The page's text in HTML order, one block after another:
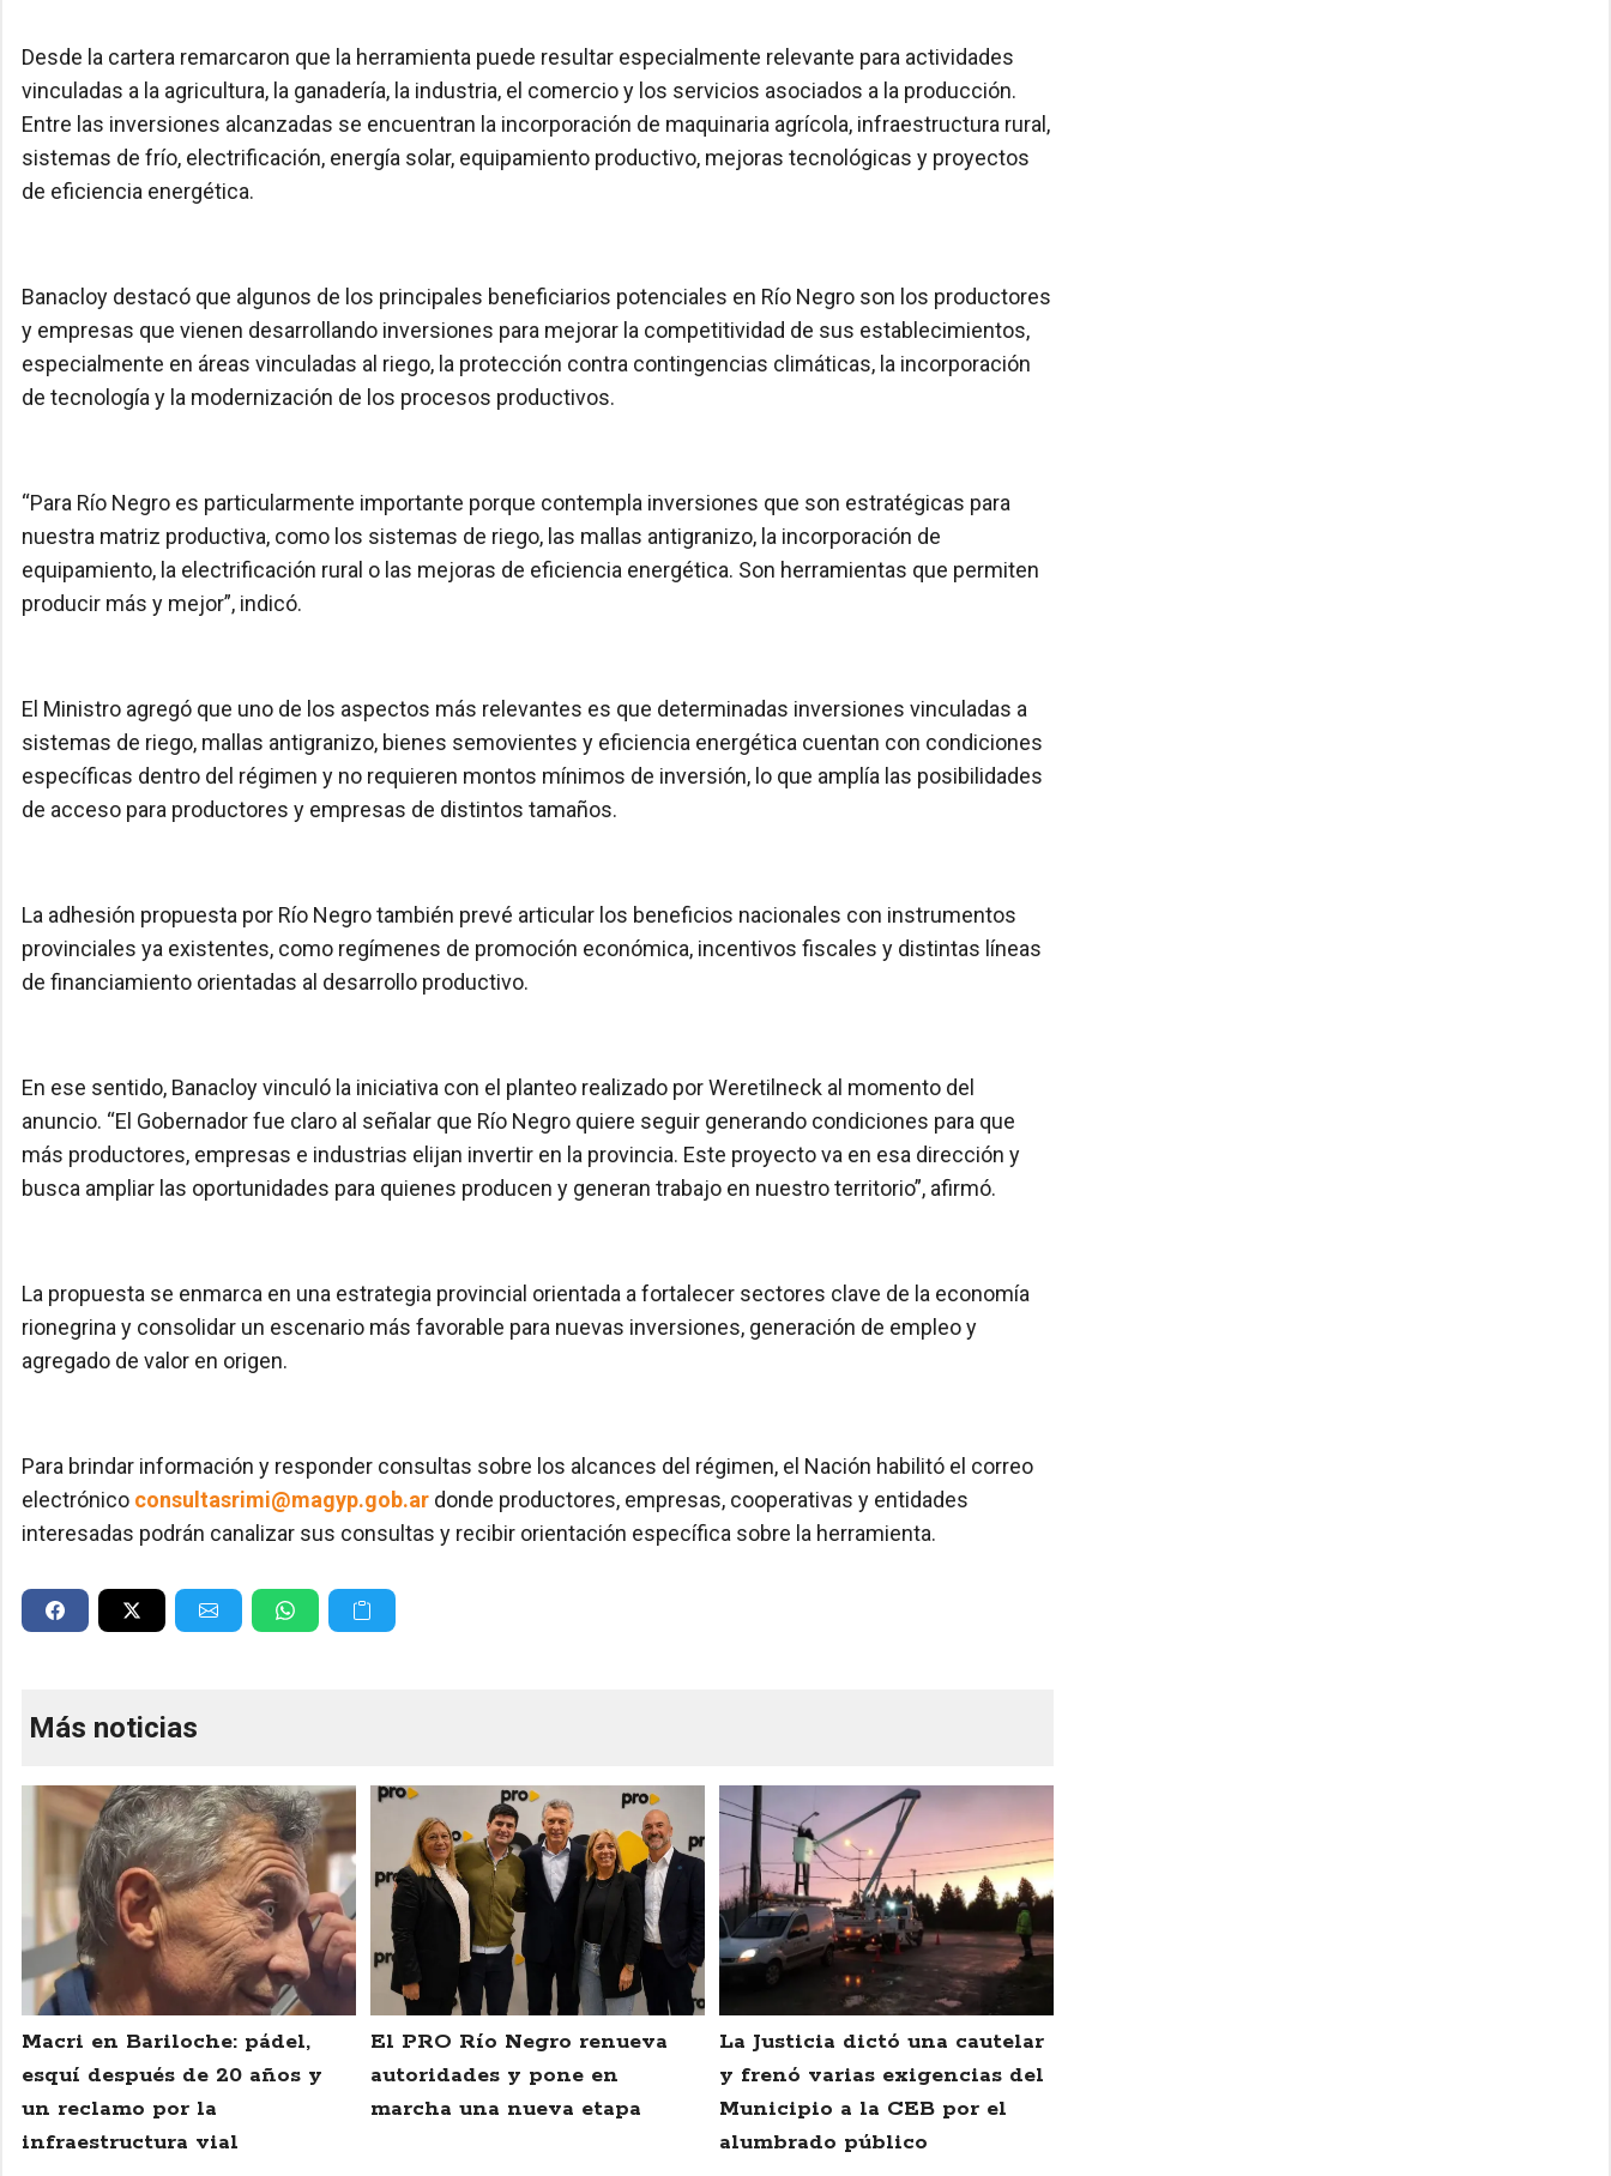
Desde la cartera remarcaron que la herramienta puede resultar especialmente relevante para actividades
vinculadas a la agricultura, la ganadería, la industria, el comercio y los servicios asociados a la producción.
Entre las inversiones alcanzadas se encuentran la incorporación de maquinaria agrícola, infraestructura rural,
sistemas de frío, electrificación, energía solar, equipamiento productivo, mejoras tecnológicas y proyectos
de eficiencia energética.
Banacloy destacó que algunos de los principales beneficiarios potenciales en Río Negro son los productores
y empresas que vienen desarrollando inversiones para mejorar la competitividad de sus establecimientos,
especialmente en áreas vinculadas al riego, la protección contra contingencias climáticas, la incorporación
de tecnología y la modernización de los procesos productivos.
“Para Río Negro es particularmente importante porque contempla inversiones que son estratégicas para
nuestra matriz productiva, como los sistemas de riego, las mallas antigranizo, la incorporación de
equipamiento, la electrificación rural o las mejoras de eficiencia energética. Son herramientas que permiten
producir más y mejor”, indicó.
El Ministro agregó que uno de los aspectos más relevantes es que determinadas inversiones vinculadas a
sistemas de riego, mallas antigranizo, bienes semovientes y eficiencia energética cuentan con condiciones
específicas dentro del régimen y no requieren montos mínimos de inversión, lo que amplía las posibilidades
de acceso para productores y empresas de distintos tamaños.
La adhesión propuesta por Río Negro también prevé articular los beneficios nacionales con instrumentos
provinciales ya existentes, como regímenes de promoción económica, incentivos fiscales y distintas líneas
de financiamiento orientadas al desarrollo productivo.
En ese sentido, Banacloy vinculó la iniciativa con el planteo realizado por Weretilneck al momento del
anuncio. “El Gobernador fue claro al señalar que Río Negro quiere seguir generando condiciones para que
más productores, empresas e industrias elijan invertir en la provincia. Este proyecto va en esa dirección y
busca ampliar las oportunidades para quienes producen y generan trabajo en nuestro territorio”, afirmó.
La propuesta se enmarca en una estrategia provincial orientada a fortalecer sectores clave de la economía
rionegrina y consolidar un escenario más favorable para nuevas inversiones, generación de empleo y
agregado de valor en origen.
Para brindar información y responder consultas sobre los alcances del régimen, el Nación habilitó el correo
electrónico consultasrimi@magyp.gob.ar donde productores, empresas, cooperativas y entidades
interesadas podrán canalizar sus consultas y recibir orientación específica sobre la herramienta.
Más noticias
Macri en Bariloche: pádel,
esquí después de 20 años y
un reclamo por la
infraestructura vial
El PRO Río Negro renueva
autoridades y pone en
marcha una nueva etapa
La Justicia dictó una cautelar
y frenó varias exigencias del
Municipio a la CEB por el
alumbrado público